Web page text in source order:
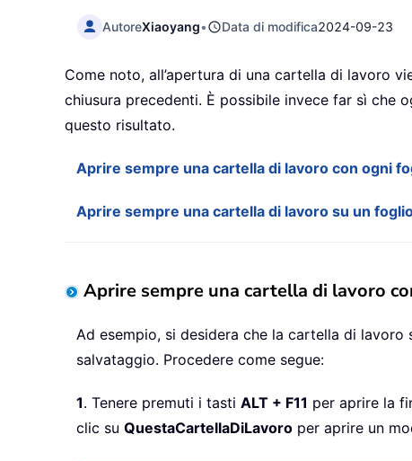
AutoreXiaoyang• Data di modifica2024-09-23
Come noto, all’apertura di una cartella di lavoro
chiusura precedenti. È possibile invece far sì che
questo risultato.
Aprire sempre una cartella di lavoro con ogni
Aprire sempre una cartella di lavoro su un
Aprire sempre una cartella di lavoro
Ad esempio, si desidera che la cartella di lavoro
salvataggio. Procedere come segue:
1. Tenere premuti i tasti ALT + F11 per aprire la
clic su QuestaCartellaDiLavoro per aprire un